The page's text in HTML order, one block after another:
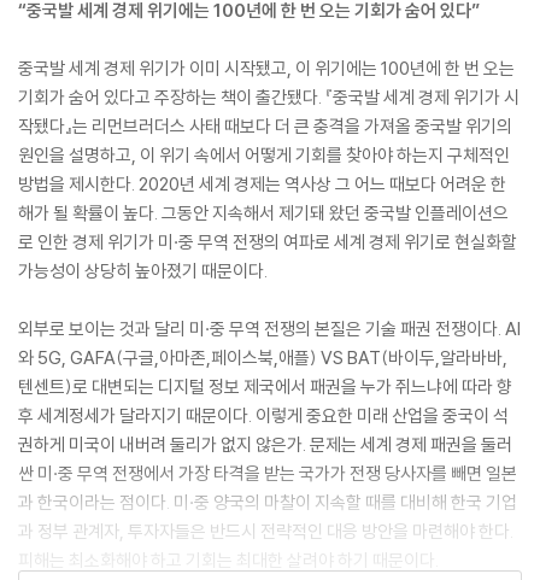
“중국발 세계 경제 위기에는 100년에 한 번 오는 기회가 숨어 있다”
중국발 세계 경제 위기가 이미 시작됐고, 이 위기에는 100년에 한 번 오는
기회가 숨어 있다고 주장하는 책이 출간됐다. 『중국발 세계 경제 위기가 시
작됐다』는 리먼브러더스 사태 때보다 더 큰 충격을 가져올 중국발 위기의
원인을 설명하고, 이 위기 속에서 어떻게 기회를 찾아야 하는지 구체적인
방법을 제시한다. 2020년 세계 경제는 역사상 그 어느 때보다 어려운 한
해가 될 확률이 높다. 그동안 지속해서 제기돼 왔던 중국발 인플레이션으
로 인한 경제 위기가 미·중 무역 전쟁의 여파로 세계 경제 위기로 현실화할
가능성이 상당히 높아졌기 때문이다.
외부로 보이는 것과 달리 미·중 무역 전쟁의 본질은 기술 패권 전쟁이다. AI
와 5G, GAFA(구글,아마존,페이스북,애플) VS BAT(바이두,알라바바,
텐센트)로 대변되는 디지털 정보 제국에서 패권을 누가 쥐느냐에 따라 향
후 세계정세가 달라지기 때문이다. 이렇게 중요한 미래 산업을 중국이 석
권하게 미국이 내버려 둘리가 없지 않은가. 문제는 세계 경제 패권을 둘러
싼 미·중 무역 전쟁에서 가장 타격을 받는 국가가 전쟁 당사자를 빼면 일본
과 한국이라는 점이다. 미·중 양국의 마찰이 지속할 때를 대비해 한국 기업
과 정부 관계자, 투자자들은 반드시 전략적인 대응 방안을 마련해야 한다.
피해는 최소화해야 하고 기회는 최대한 살려야 하기 때문이다.